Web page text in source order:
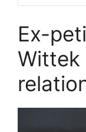
Ex-
Wittek